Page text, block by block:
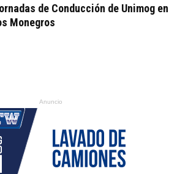
de Conducción de Unimog en
Monegros
Anuncio